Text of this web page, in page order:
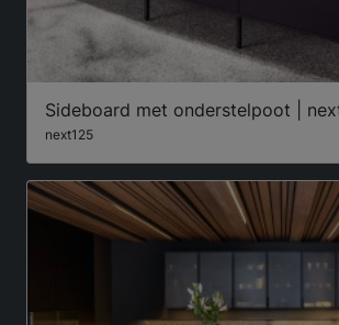
Sideboard met onderstelpoot |
next125